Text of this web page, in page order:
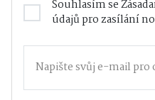
Souhlasím se
údajůpro zasílání